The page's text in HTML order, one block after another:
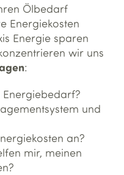
Ölbedarf
Energiekosten
Energie sparen
wir uns
:
und
an?
mir, meinen